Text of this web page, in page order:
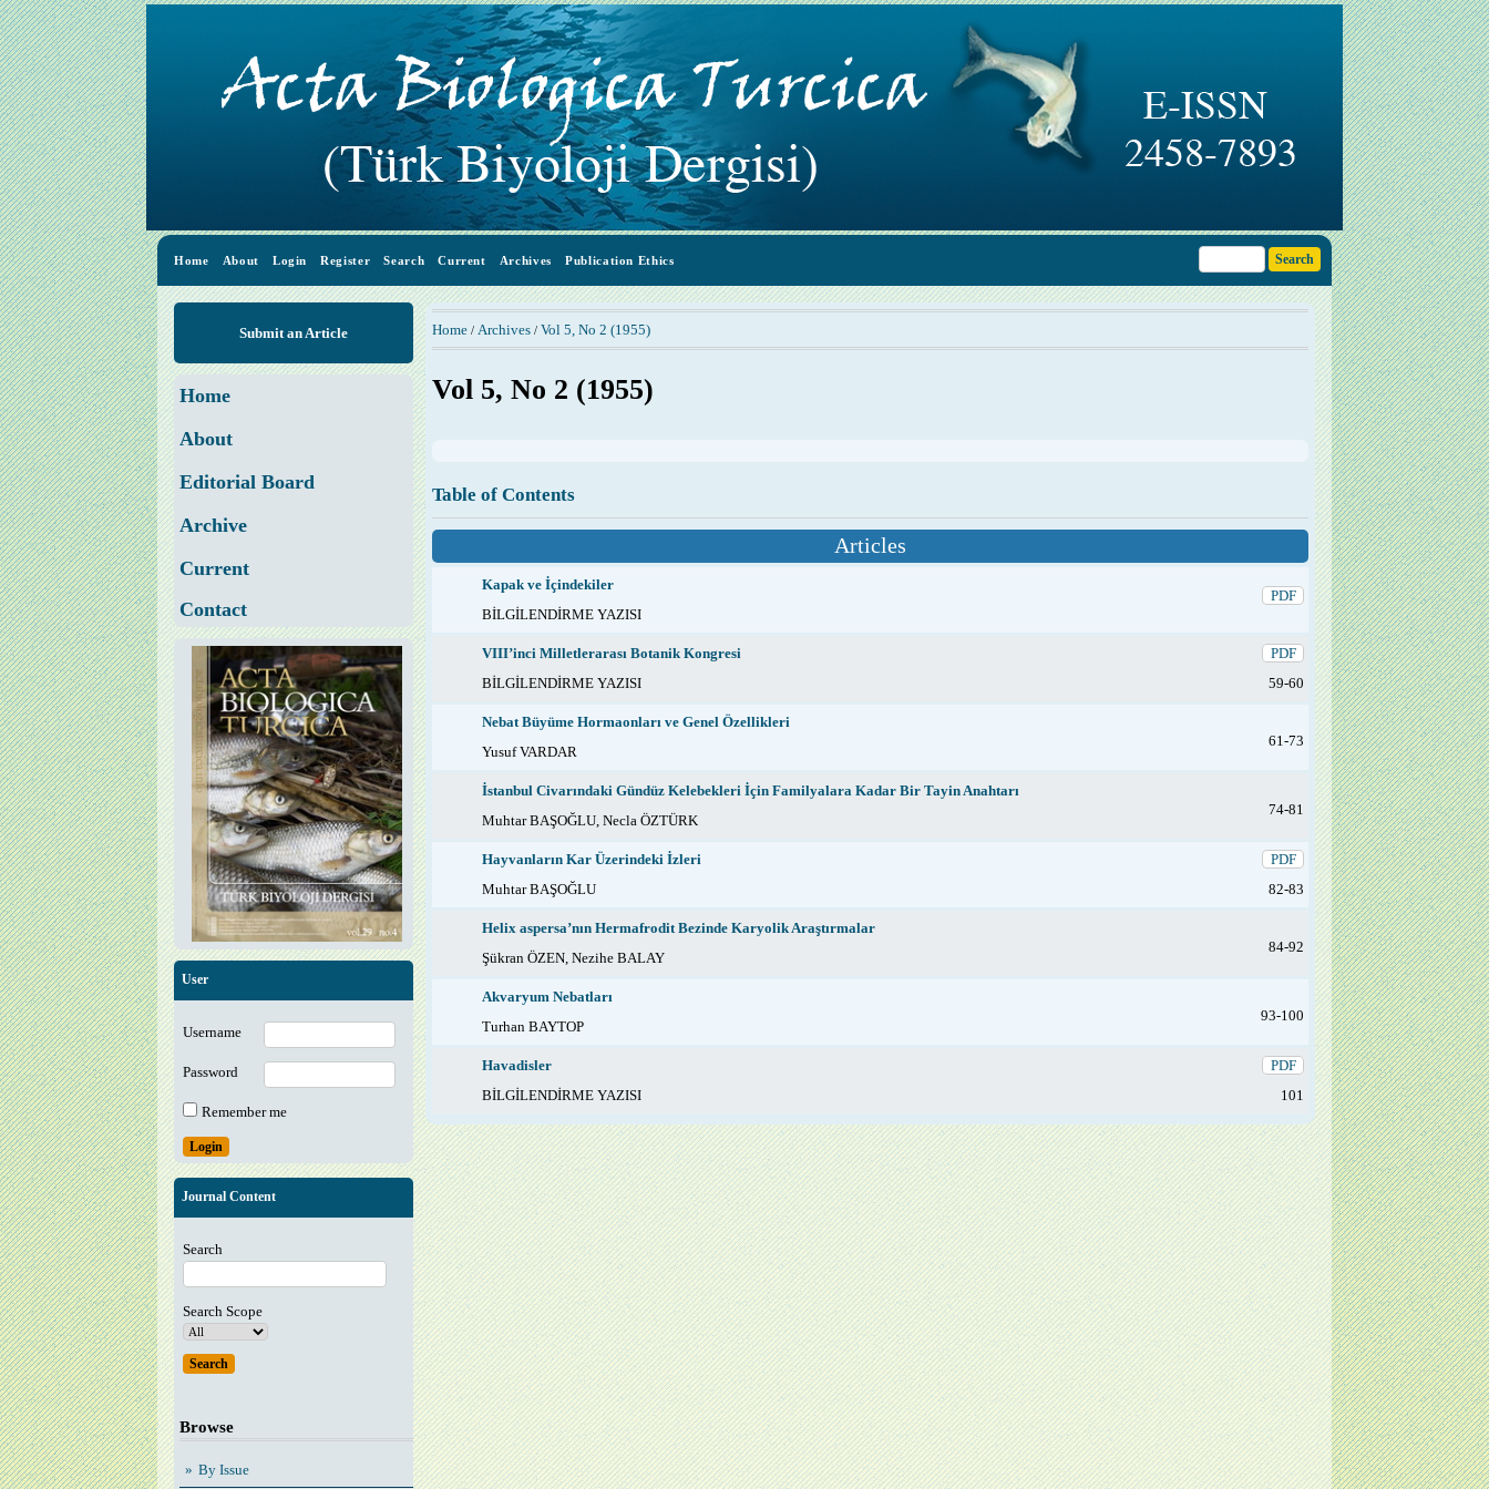
Home About Login Register Search Current Archives Publication Ethics
Submit an Article
Home
About
Editorial Board
Archive
Current
Contact
User
Username
Password
Remember me
Journal Content
Search
Search Scope
Browse
By Issue
Home/ Archives/ Vol 5, No 2 (1955)
Vol 5, No 2 (1955)
Table of Contents
Articles
Kapak ve İçindekiler
BİLGİLENDİRME YAZISI
PDF
VIII’inci Milletlerarası Botanik Kongresi
BİLGİLENDİRME YAZISI
PDF
59-60
Nebat Büyüme Hormaonları ve Genel Özellikleri
Yusuf VARDAR
61-73
İstanbul Civarındaki Gündüz Kelebekleri İçin Familyalara Kadar Bir Tayin Anahtarı
Muhtar BAŞOĞLU, Necla ÖZTÜRK
74-81
Hayvanların Kar Üzerindeki İzleri
Muhtar BAŞOĞLU
PDF
82-83
Helix aspersa’nın Hermafrodit Bezinde Karyolik Araştırmalar
Şükran ÖZEN, Nezihe BALAY
84-92
Akvaryum Nebatları
Turhan BAYTOP
93-100
Havadisler
BİLGİLENDİRME YAZISI
PDF
101